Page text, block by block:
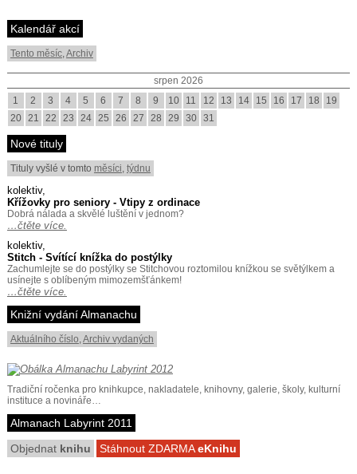
Kalendář akcí
Tento měsíc,Archiv
srpen 2026
1
2 3 4 5 6 7 8 9 10 11 12 13 14 15 16 17 18
19
20 21 22 23 24 25 26 27 28 29 30 31
Nové tituly
Tituly vyšlé v tomto měsíci, týdnu
kolektiv,
Křížovky pro seniory - Vtipy z ordinace
Dobrá nálada a skvělé luštění v jednom?
…čtěte více.
kolektiv,
Stitch - Svítící knížka do postýlky
Zachumlejte se do postýlky se Stitchovou roztomilou knížkou se světýlkem a
usínejte s oblíbeným mimozemšťánkem!
…čtěte více.
Knižní vydání Almanachu
Aktuálního číslo,Archiv vydaných
Tradiční ročenka pro knihkupce, nakladatele, knihovny, galerie, školy, kulturní
instituce a novináře…
Almanach Labyrint 2011
Objednat knihu Stáhnout ZDARMAeKnihu